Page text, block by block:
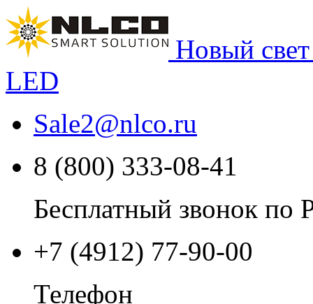
Новый
LED
Sale2@nlco.ru
8 (800) 333-08-41
Бесплатный звонок по
+7 (4912) 77-90-00
Телефон